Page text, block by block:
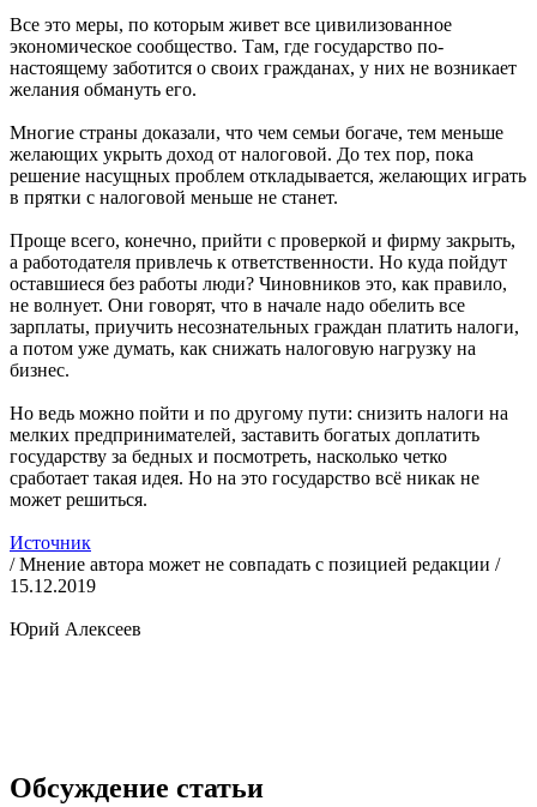
Все это меры, по которым живет все цивилизованное
экономическое сообщество. Там, где государство по-
настоящему заботится о своих гражданах, у них не возникает
желания обмануть его.
Многие страны доказали, что чем семьи богаче, тем меньше
желающих укрыть доход от налоговой. До тех пор, пока
решение насущных проблем откладывается, желающих играть
в прятки с налоговой меньше не станет.
Проще всего, конечно, прийти с проверкой и фирму закрыть,
а работодателя привлечь к ответственности. Но куда пойдут
оставшиеся без работы люди? Чиновников это, как правило,
не волнует. Они говорят, что в начале надо обелить все
зарплаты, приучить несознательных граждан платить налоги,
а потом уже думать, как снижать налоговую нагрузку на
бизнес.
Но ведь можно пойти и по другому пути: снизить налоги на
мелких предпринимателей, заставить богатых доплатить
государству за бедных и посмотреть, насколько четко
сработает такая идея. Но на это государство всё никак не
может решиться.
Источник
/ Мнение автора может не совпадать с позицией редакции /
15.12.2019
Юрий Алексеев
Обсуждение статьи